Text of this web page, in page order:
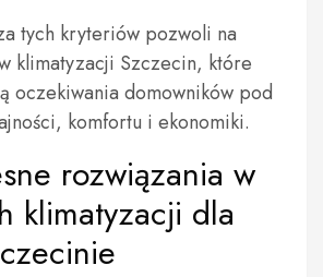
tych kryteriów pozwoli na
klimatyzacji Szczecin, które
oczekiwania domowników pod
komfortu i ekonomiki.
rozwiązania w
klimatyzacji dla